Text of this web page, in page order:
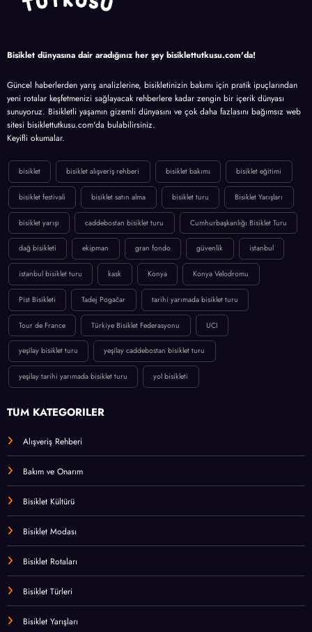
Bisiklet dünyasına dair aradığınız her şey bisiklettutkusu.com'da!
Güncel haberlerden yarış analizlerine, bisikletinizin bakımı için pratik ipuçlarından
yeni rotalar keşfetmenizi sağlayacak rehberlere kadar zengin bir içerik dünyası
sunuyoruz. Bisikletli yaşamın gizemli dünyasını ve çok daha fazlasını bağımsız web
sitesi bisiklettutkusu.com'da bulabilirsiniz.
Keyifli okumalar.
bisiklet bisiklet alışveriş rehberi bisiklet bakımı bisiklet eğitimi
bisiklet festivali bisiklet satın alma bisiklet turu Bisiklet Yarışları
bisiklet yarışı caddebostan bisiklet turu Cumhurbaşkanlığı Bisiklet Turu
dağ bisikleti ekipman gran fondo güvenlik istanbul
istanbul bisiklet turu kask Konya Konya Velodromu
Pist Bisikleti Tadej Pogačar tarihi yarımada bisiklet turu
Tour de France Türkiye Bisiklet Federasyonu UCI
yeşilay bisiklet turu yeşilay caddebostan bisiklet turu
yeşilay tarihi yarımada bisiklet turu yol bisikleti
TÜM KATEGORİLER
Alışveriş Rehberi
Bakım ve Onarım
Bisiklet Kültürü
Bisiklet Modası
Bisiklet Rotaları
Bisiklet Türleri
Bisiklet Yarışları